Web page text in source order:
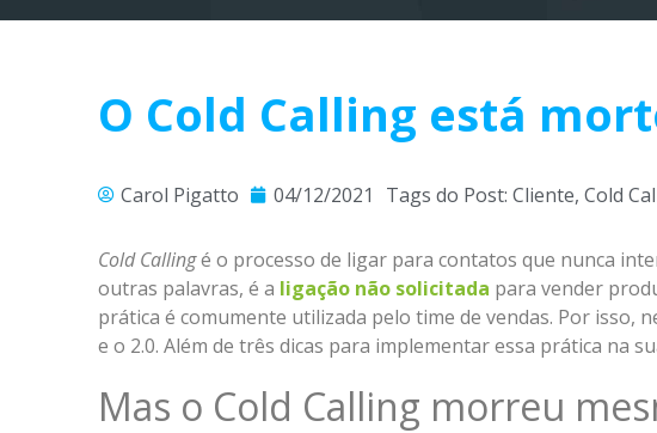
O Cold Calling está
Carol Pigatto 04/12/2021 Tags do Post: Cliente, Cold
Cold Callingé o processo de ligar para contatos que nunca
outras palavras, é a ligação não solicitada para vender
prática é comumente utilizada pelo time de vendas. Por isso,
e o 2.0. Além de três dicas para implementar essa prática na
Mas o Cold Calling morreu